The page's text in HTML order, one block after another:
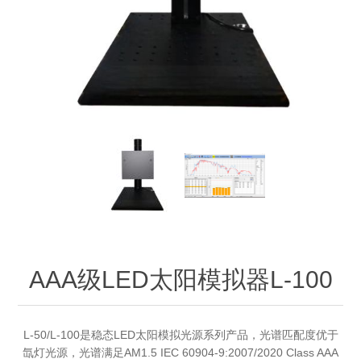
立式炉管设备
离子注入设备
X射线晶体定向仪
硅片硅块厚度
Holoeye空间光调制器
薄膜铌酸锂
耗材售后/维修/校准
TLM配件
Sinton Instruments 配件
标准样品（光伏）
等离子体局部废气处理设备
激光尘埃粒子计数器
太阳模拟器
X射线类
AAA级LED太阳模拟器L-100
L-50/L-100是稳态LED太阳模拟光源系列产品，光谱匹配度优于
氙灯光源，光谱满足AM1.5 IEC 60904-9:2007/2020 Class AAA